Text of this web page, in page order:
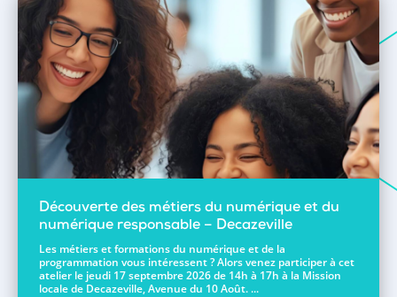
Découverte des métiers du numérique et du
numérique responsable – Decazeville
Les métiers et formations du numérique et de la
programmation vous intéressent ? Alors venez participer à cet
atelier le jeudi 17 septembre 2026 de 14h à 17h à la Mission
locale de Decazeville, Avenue du 10 Août. ...